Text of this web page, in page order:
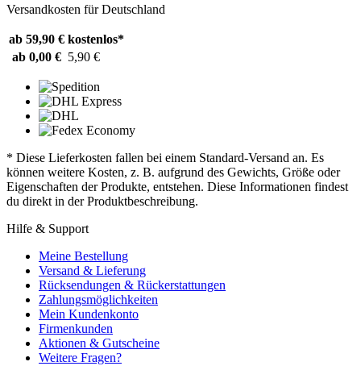
Versandkosten für Deutschland
ab 59,90 € kostenlos*
ab 0,00 € 5,90 €
* Diese Lieferkosten fallen bei einem Standard-Versand an. Es
können weitere Kosten, z. B. aufgrund des Gewichts, Größe oder
Eigenschaften der Produkte, entstehen. Diese Informationen findest
du direkt in der Produktbeschreibung.
Hilfe & Support
Meine Bestellung
Versand & Lieferung
Rücksendungen & Rückerstattungen
Zahlungsmöglichkeiten
Mein Kundenkonto
Firmenkunden
Aktionen & Gutscheine
Weitere Fragen?